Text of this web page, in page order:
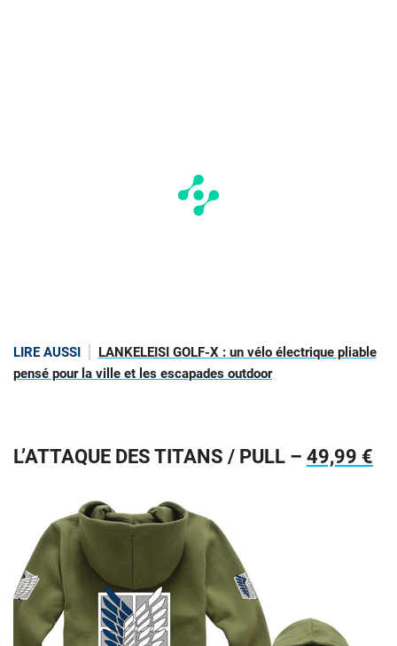
LIRE AUSSI
LANKELEISI GOLF-X : un vélo électrique pliable
pensé pour la ville et les escapades outdoor
L’ATTAQUE DES TITANS / PULL – 49,99 €